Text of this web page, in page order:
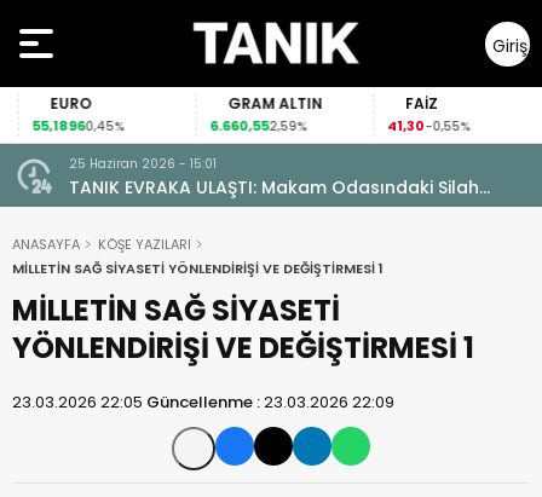
Giriş
Yap
EURO
55,18960,45%
GRAM ALTIN
6.660,552,59%
FAİZ
41,30-0,55%
25 Haziran 2026 - 15:01
TANIK EVRAKA ULAŞTI: Makam Odasındaki Silah
Ruhsatsız Çıktı!
ANASAYFA
KÖŞE YAZILARI
MİLLETİN SAĞ SİYASETİ YÖNLENDİRİŞİ VE DEĞİŞTİRMESİ 1
MİLLETİN SAĞ SİYASETİ
YÖNLENDİRİŞİ VE DEĞİŞTİRMESİ 1
23.03.2026 22:05 Güncellenme :23.03.2026 22:09